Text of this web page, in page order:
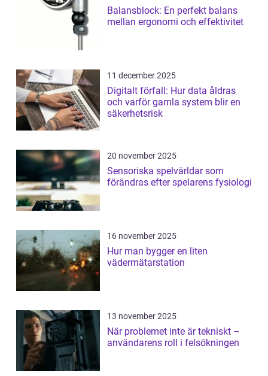
Balansblock: En perfekt balans
mellan ergonomi och effektivitet
11 december 2025
Digitalt förfall: Hur data åldras
och varför gamla system blir en
säkerhetsrisk
20 november 2025
Sensoriska spelvärldar som
förändras efter spelarens fysiologi
16 november 2025
Hur man bygger en liten
vädermätarstation
13 november 2025
När problemet inte är tekniskt –
användarens roll i felsökningen